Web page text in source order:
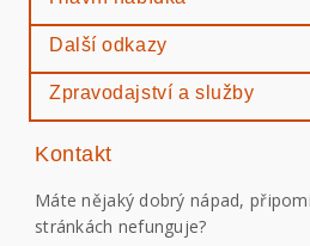
Další odkazy
Zpravodajství a služby
Kontakt
Máte nějaký dobrý nápad,
stránkách nefunguje?